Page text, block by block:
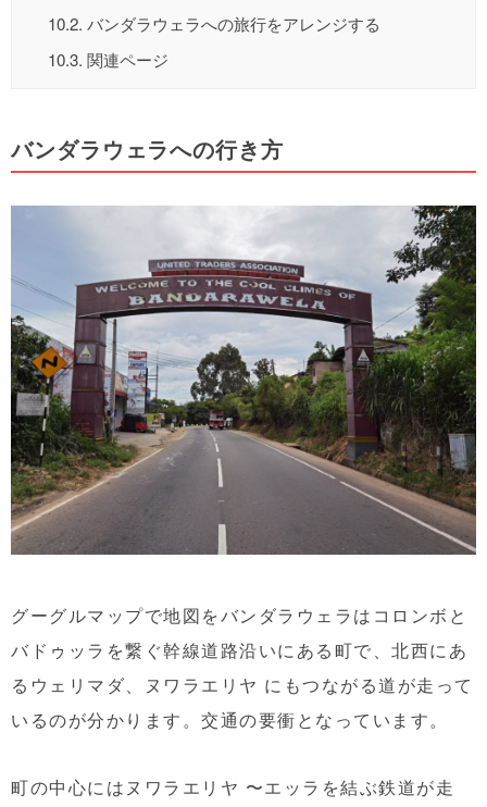
10.2. バンダラウェラへの旅行をアレンジする
10.3. 関連ページ
バンダラウェラへの行き方
グーグルマップで地図をバンダラウェラはコロンボと
バドゥッラを繋ぐ幹線道路沿いにある町で、北西にあ
るウェリマダ、ヌワラエリヤ にもつながる道が走って
いるのが分かります。交通の要衝となっています。
町の中心にはヌワラエリヤ 〜エッラを結ぶ鉄道が走